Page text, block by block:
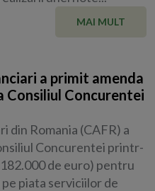
MAI MULT
a primit amenda
Consiliul Concurentei
din Romania (CAFR) a
Concurentei printr-
de euro) pentru
piata serviciilor de